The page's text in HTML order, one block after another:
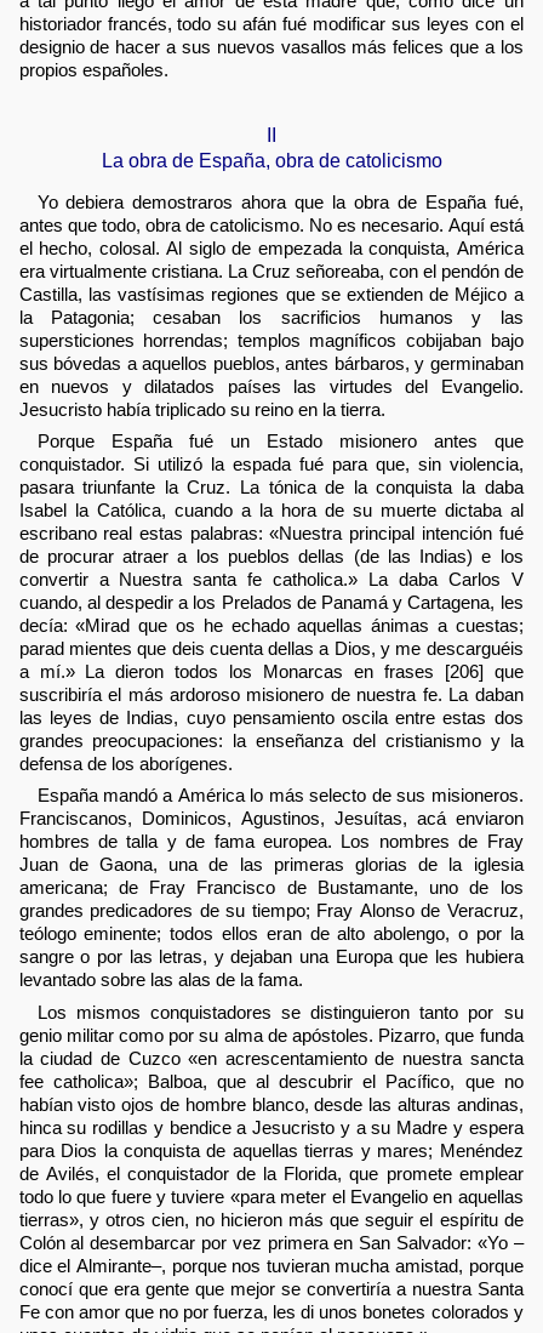
historiador francés, todo su afán fué modificar sus leyes con el
designio de hacer a sus nuevos vasallos más felices que a los
propios españoles.
La obra de España, obra de catolicismo
Yo debiera demostraros ahora que la obra de España fué,
antes que todo, obra de catolicismo. No es necesario. Aquí está
el hecho, colosal. Al siglo de empezada la conquista, América
era virtualmente cristiana. La Cruz señoreaba, con el pendón de
Castilla, las vastísimas regiones que se extienden de Méjico a
la Patagonia; cesaban los sacrificios humanos y las
supersticiones horrendas; templos magníficos cobijaban bajo
sus bóvedas a aquellos pueblos, antes bárbaros, y germinaban
en nuevos y dilatados países las virtudes del Evangelio.
Jesucristo había triplicado su reino en la tierra.
Porque España fué un Estado misionero antes que
conquistador. Si utilizó la espada fué para que, sin violencia,
pasara triunfante la Cruz. La tónica de la conquista la daba
Isabel la Católica, cuando a la hora de su muerte dictaba al
escribano real estas palabras: «Nuestra principal intención fué
de procurar atraer a los pueblos dellas (de las Indias) e los
convertir a Nuestra santa fe catholica.» La daba Carlos V
cuando, al despedir a los Prelados de Panamá y Cartagena, les
decía: «Mirad que os he echado aquellas ánimas a cuestas;
parad mientes que deis cuenta dellas a Dios, y me descarguéis
a mí.» La dieron todos los Monarcas en frases [206] que
suscribiría el más ardoroso misionero de nuestra fe. La daban
las leyes de Indias, cuyo pensamiento oscila entre estas dos
grandes preocupaciones: la enseñanza del cristianismo y la
defensa de los aborígenes.
España mandó a América lo más selecto de sus misioneros.
Franciscanos, Dominicos, Agustinos, Jesuítas, acá enviaron
hombres de talla y de fama europea. Los nombres de Fray
Juan de Gaona, una de las primeras glorias de la iglesia
americana; de Fray Francisco de Bustamante, uno de los
grandes predicadores de su tiempo; Fray Alonso de Veracruz,
teólogo eminente; todos ellos eran de alto abolengo, o por la
sangre o por las letras, y dejaban una Europa que les hubiera
levantado sobre las alas de la fama.
Los mismos conquistadores se distinguieron tanto por su
genio militar como por su alma de apóstoles. Pizarro, que funda
la ciudad de Cuzco «en acrescentamiento de nuestra sancta
fee catholica»; Balboa, que al descubrir el Pacífico, que no
habían visto ojos de hombre blanco, desde las alturas andinas,
hinca su rodillas y bendice a Jesucristo y a su Madre y espera
para Dios la conquista de aquellas tierras y mares; Menéndez
de Avilés, el conquistador de la Florida, que promete emplear
todo lo que fuere y tuviere «para meter el Evangelio en aquellas
tierras», y otros cien, no hicieron más que seguir el espíritu de
Colón al desembarcar por vez primera en San Salvador: «Yo –
dice el Almirante–, porque nos tuvieran mucha amistad, porque
conocí que era gente que mejor se convertiría a nuestra Santa
Fe con amor que no por fuerza, les di unos bonetes colorados y